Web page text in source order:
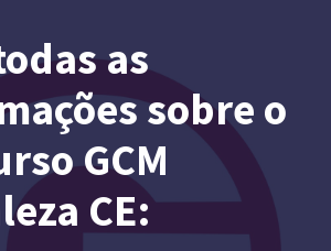
as
sobre o
GCM
CE: